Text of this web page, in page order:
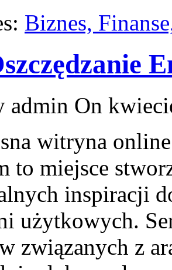
Biznes,
admin On
witryna
to miejsce
inspiracji
użytkowych.
związanych z